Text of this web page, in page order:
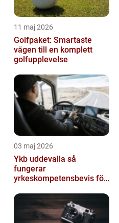
11 maj 2026
Golfpaket: Smartaste
vägen till en komplett
golfupplevelse
03 maj 2026
Ykb uddevalla så
fungerar
yrkeskompetensbevis för